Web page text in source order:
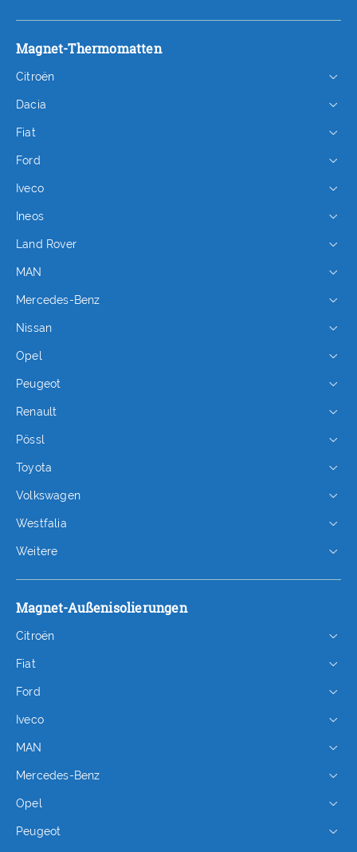
Magnet-Thermomatten
Citroën
Dacia
Fiat
Ford
Iveco
Ineos
Land Rover
MAN
Mercedes-Benz
Nissan
Opel
Peugeot
Renault
Pössl
Toyota
Volkswagen
Westfalia
Weitere
Magnet-Außenisolierungen
Citroën
Fiat
Ford
Iveco
MAN
Mercedes-Benz
Opel
Peugeot